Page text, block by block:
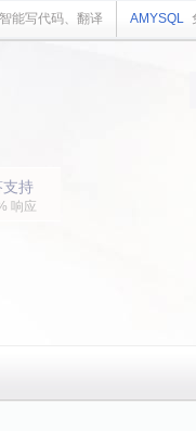
能写代码、翻译 AMYSQL
支持
响应